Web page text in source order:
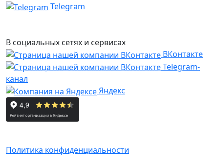
Telegram
В социальных сетях и сервисах
ВКонтакте
Telegram-
канал
Яндекс
Политика конфиденциальности